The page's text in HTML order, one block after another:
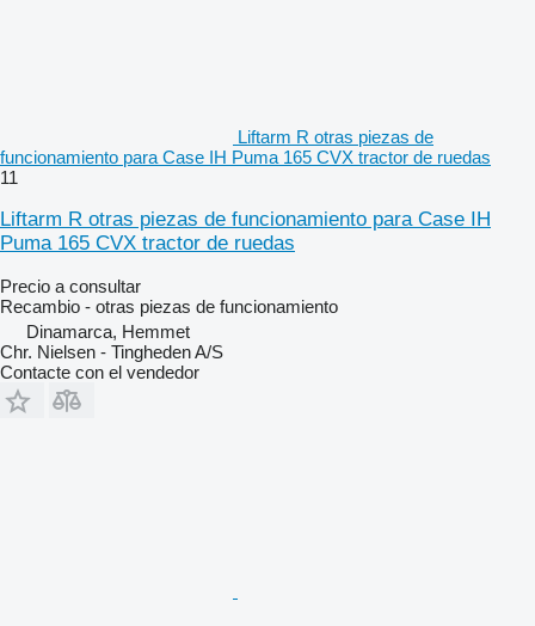
Liftarm R otras piezas de
funcionamiento para Case IH Puma 165 CVX tractor de ruedas
11
Liftarm R otras piezas de funcionamiento para Case IH
Puma 165 CVX tractor de ruedas
Precio a consultar
Recambio - otras piezas de funcionamiento
Dinamarca, Hemmet
Chr. Nielsen - Tingheden A/S
Contacte con el vendedor